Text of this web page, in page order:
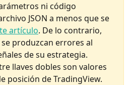
ni código
JSON a menos que se
artículo. De lo contrario,
produzcan errores al
de su estrategia.
llaves dobles son valores
posición de TradingView.